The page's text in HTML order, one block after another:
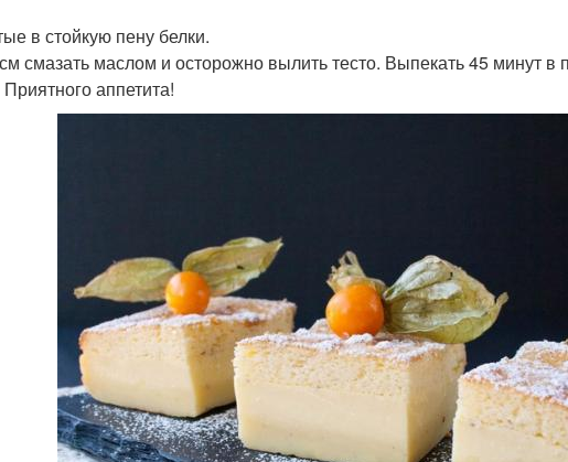
в стойкую пену белки.
смазать маслом и осторожно вылить тесто. Выпекать 45 минут в
аппетита!